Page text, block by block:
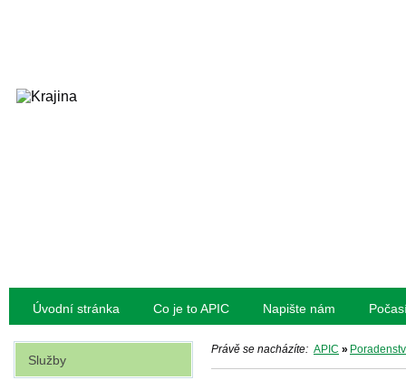
Úvodní stránka Co je to APIC Napište nám
Právě se nacházíte: APIC »
Služby